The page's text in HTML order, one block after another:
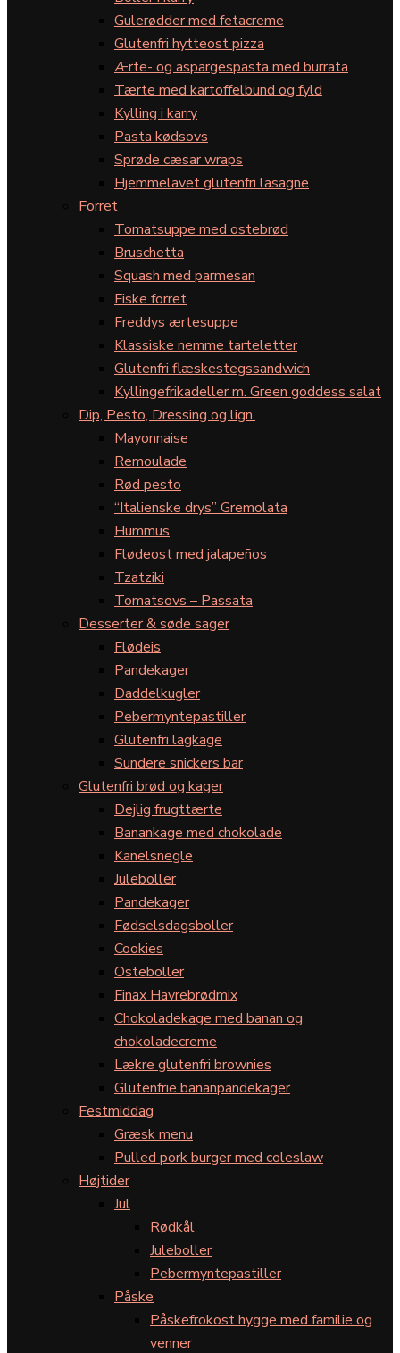
Gulerødder med fetacreme
Glutenfri hytteost pizza
Ærte- og aspargespasta med burrata
Tærte med kartoffelbund og fyld
Kylling i karry
Pasta kødsovs
Sprøde cæsar wraps
Hjemmelavet glutenfri lasagne
Forret
Tomatsuppe med ostebrød
Bruschetta
Squash med parmesan
Fiske forret
Freddys ærtesuppe
Klassiske nemme tarteletter
Glutenfri flæskestegssandwich
Kyllingefrikadeller m. Green goddess salat
Dip, Pesto, Dressing og lign.
Mayonnaise
Remoulade
Rød pesto
“Italienske drys” Gremolata
Hummus
Flødeost med jalapeños
Tzatziki
Tomatsovs – Passata
Desserter & søde sager
Flødeis
Pandekager
Daddelkugler
Pebermyntepastiller
Glutenfri lagkage
Sundere snickers bar
Glutenfri brød og kager
Dejlig frugttærte
Banankage med chokolade
Kanelsnegle
Juleboller
Pandekager
Fødselsdagsboller
Cookies
Osteboller
Finax Havrebrødmix
Chokoladekage med banan og
chokoladecreme
Lækre glutenfri brownies
Glutenfrie bananpandekager
Festmiddag
Græsk menu
Pulled pork burger med coleslaw
Højtider
Jul
Rødkål
Juleboller
Pebermyntepastiller
Påske
Påskefrokost hygge med familie og
venner